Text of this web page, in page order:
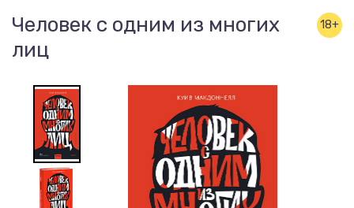
Человек с одним из многих
лиц
18+